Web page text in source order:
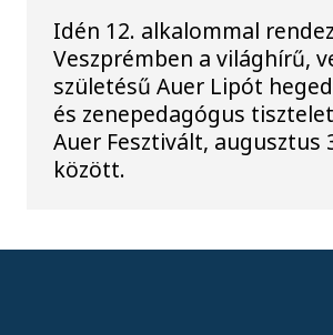
Idén 12. alkalommal
Veszprémben a világhírű,
születésű Auer Lipót
és zenepedagógus
Auer Fesztivált, augusztus
között.